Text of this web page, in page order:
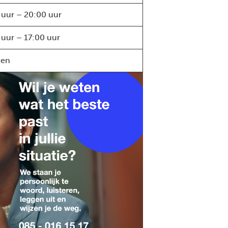
– 20:00 uur
– 17:00 uur